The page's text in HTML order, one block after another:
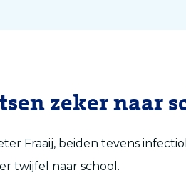
zeker naar
Fraaij, beiden tevens
twijfel naar school.